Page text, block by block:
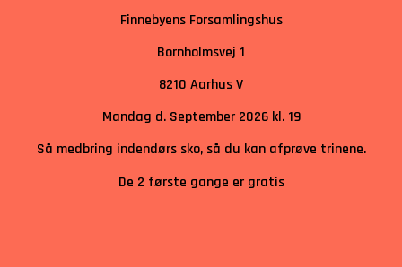
Finnebyens Forsamlingshus
Bornholmsvej 1
8210 Aarhus V
Mandag d. September 2026 kl. 19
Så medbring indendørs sko, så du kan afprøve trinene.
De 2 første gange er gratis